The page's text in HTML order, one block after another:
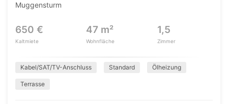
Muggensturm
650 €
Kaltmiete
47 m²
Wohnfläche
1,5
Zimmer
Kabel/SAT/TV-Anschluss Standard Ölheizung
Terrasse